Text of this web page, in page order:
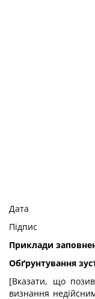
Дата
Підпис
Приклади
Обґрунтування
[Вказати, що
визнання